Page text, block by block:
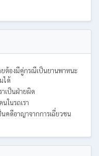
ยต้องมีคู่กรณีเป็นยานพาหนะ
ได้
เป็นฝ่ายผิด
ในรถเรา
คดีอาญาจากการเฉี่ยวชน